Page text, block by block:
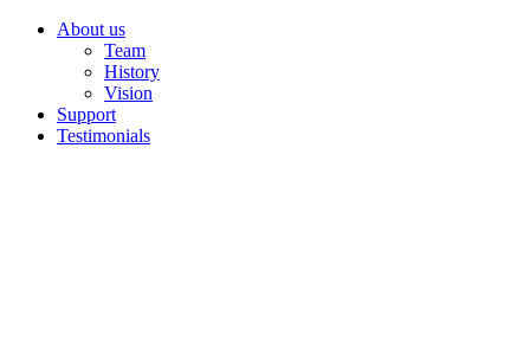
About us
Team
History
Vision
Support
Testimonials